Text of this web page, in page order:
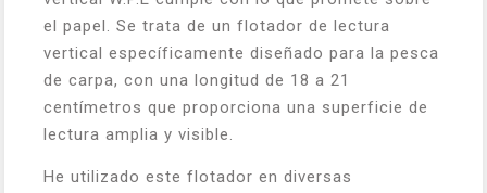
el papel. Se trata de un flotador de lectura
vertical específicamente diseñado para la pesca
de carpa, con una longitud de 18 a 21
centímetros que proporciona una superficie de
lectura amplia y visible.
He utilizado este flotador en diversas